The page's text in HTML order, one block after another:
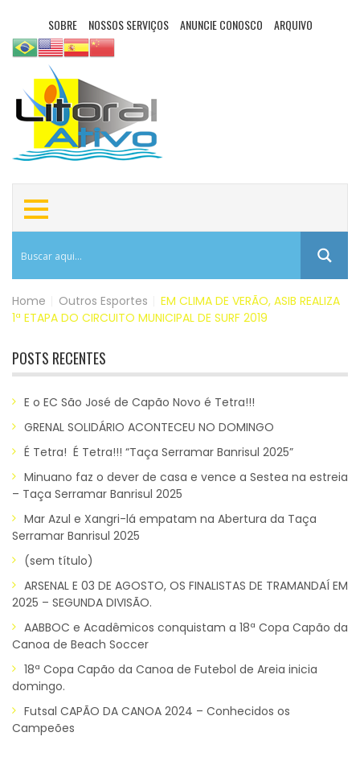
SOBRE NOSSOS SERVIÇOS ANUNCIE CONOSCO ARQUIVO
Home Outros Esportes
EM CLIMA DE VERÃO, ASIB REALIZA
1ª ETAPA DO CIRCUITO MUNICIPAL DE SURF 2019
POSTS RECENTES
E o EC São José de Capão Novo é Tetra!!!
GRENAL SOLIDÁRIO ACONTECEU NO DOMINGO
É Tetra! É Tetra!!! “Taça Serramar Banrisul 2025”
Minuano faz o dever de casa e vence a Sestea na estreia
– Taça Serramar Banrisul 2025
Mar Azul e Xangri-lá empatam na Abertura da Taça
Serramar Banrisul 2025
(sem título)
ARSENAL E 03 DE AGOSTO, OS FINALISTAS DE TRAMANDAÍ EM
2025 – SEGUNDA DIVISÃO.
AABBOC e Acadêmicos conquistam a 18ª Copa Capão da
Canoa de Beach Soccer
18ª Copa Capão da Canoa de Futebol de Areia inicia
domingo.
Futsal CAPÃO DA CANOA 2024 – Conhecidos os
Campeões